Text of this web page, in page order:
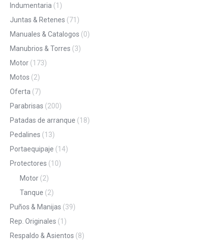
Indumentaria (1)
Juntas & Retenes (71)
Manuales & Catalogos (0)
Manubrios & Torres (3)
Motor (173)
Motos (2)
Oferta (7)
Parabrisas (200)
Patadas de arranque (18)
Pedalines (13)
Portaequipaje (14)
Protectores (10)
Motor (2)
Tanque (2)
Puños & Manijas (39)
Rep. Originales (1)
Respaldo & Asientos (8)